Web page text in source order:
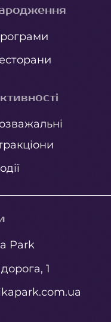
Park
1